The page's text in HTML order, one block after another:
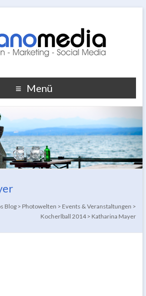
Menü
Blog > Photowelten > Events & Veranstaltungen >
Kocherlball 2014> Katharina Mayer